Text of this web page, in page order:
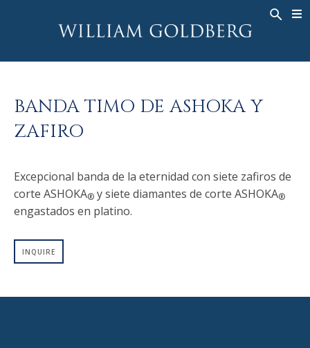
ALTA JOYERÍA
ANILLO PARA HOMBRE
COLLARES
PENDIENTES
PULSERAS
DIAMANTES FANTASÍA
ASHOKA JOYERÍA
ANILLOS
BANDS
COLLARES
COLGANTES
PULSERAS
RELOJES
HISTORIA
ASHOKA®
BANDA TIMO DE ASHOKA Y
ZAFIRO
Excepcional banda de la eternidad con siete zafiros de
corte ASHOKA®y siete diamantes de corte ASHOKA®
engastados en platino.
INQUIRE